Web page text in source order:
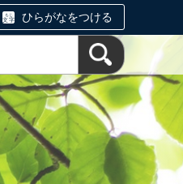
ひらがなをつける